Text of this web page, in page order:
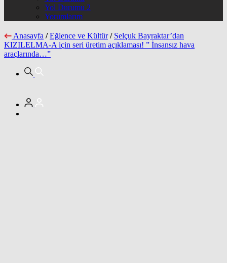
Yol Durumu 2
Yorumlarım
Anasayfa / Eğlence ve Kültür / Selçuk Bayraktar’dan
KIZILELMA-A için seri üretim açıklaması! ” İnsansız hava
araçlarında…”